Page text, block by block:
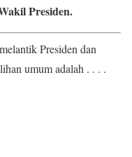
Presiden.
Presiden dan
umum adalah . . . .